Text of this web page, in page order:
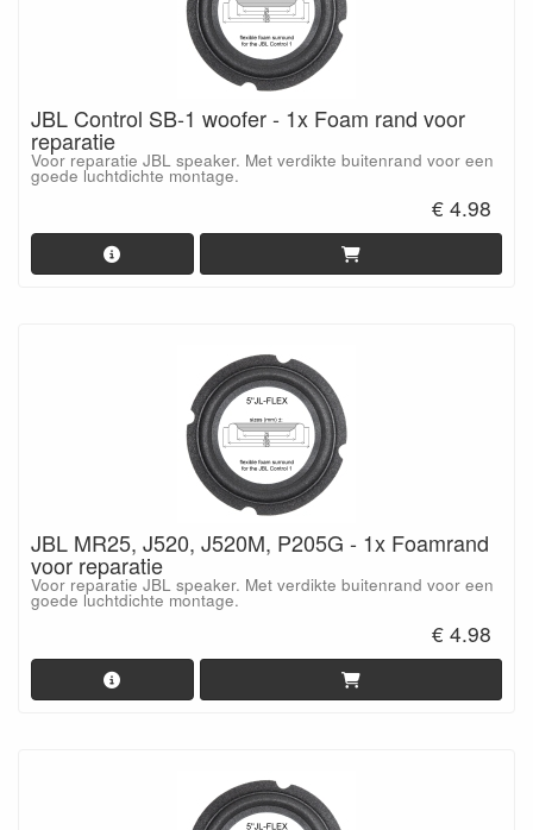
JBL Control SB-1 woofer - 1x Foam rand voor
reparatie
Voor reparatie JBL speaker. Met verdikte buitenrand voor een
goede luchtdichte montage.
€ 4.98
JBL MR25, J520, J520M, P205G - 1x Foamrand
voor reparatie
Voor reparatie JBL speaker. Met verdikte buitenrand voor een
goede luchtdichte montage.
€ 4.98